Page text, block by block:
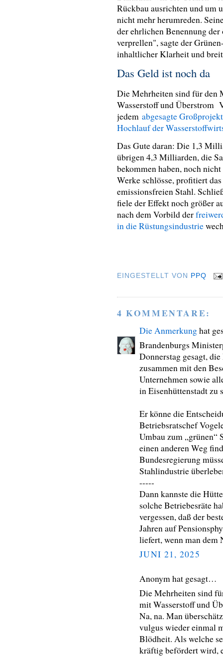
Rückbau ausrichten und um
nicht mehr herumreden.
der ehrlichen Benennung
verprellen", sagte der
inhaltlicher Klarheit und
Das Geld ist noch da
Die Mehrheiten sind für den
Wasserstoff und Überstrom
jedem abgesagte Großprojekt
Hochlauf der
Das Gute daran: Die 1,3
übrigen 4,3 Milliarden, die
bekommen haben, noch
Werke schlösse, profitiert
emissionsfreien Stahl.
fiele der Effekt noch größer
nach dem Vorbild der
in die Rüstungsindustrie
EINGESTELLT VON PPQ
4 KOMMENTARE:
Die Anmerkunghat
Brandenburgs
Donnerstag gesagt,
zusammen mit den
Unternehmen sowie
in Eisenhüttenstadt zu
Er könne die
Betriebsratschef
Umbau zum „grünen“
einen anderen Weg
Bundesregierung
Stahlindustrie
-----
Dann kannste die
solche Betriebesräte
vergessen, daß der
Jahren auf
liefert, wenn man dem
JUNI 21, 2025
Anonym hat gesagt…
Die Mehrheiten sind
mit Wasserstoff und
Na, na. Man
vulgus wieder einmal
Blödheit. Als welche
kräftig befördert wird,